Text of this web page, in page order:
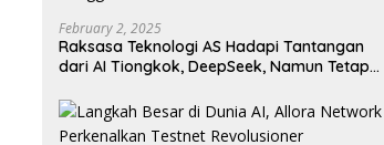
February 2, 2025
Raksasa Teknologi AS Hadapi Tantangan
dari AI Tiongkok, DeepSeek, Namun Tetap